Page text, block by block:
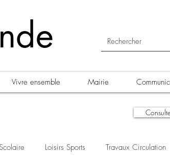
Vivre ensemble Mairie
Loisirs Sports Travaux Circulation